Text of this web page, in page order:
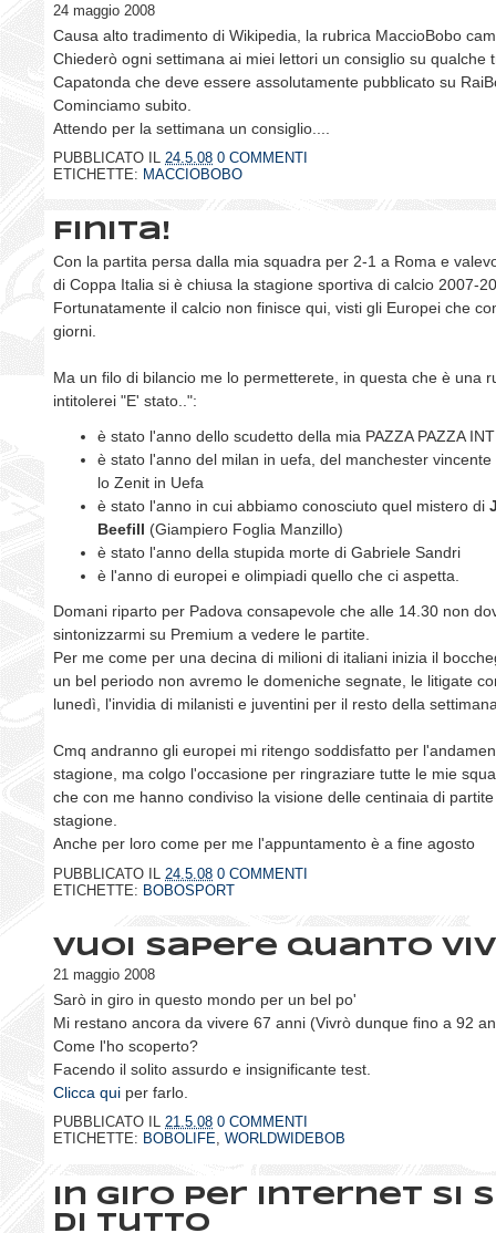
24 maggio 2008
Causa alto tradimento di Wikipedia, la rubrica MaccioBobo
Chiederò ogni settimana ai miei lettori un consiglio su qualche
Capatonda che deve essere assolutamente pubblicato su
Cominciamo subito.
Attendo per la settimana un consiglio....
PUBBLICATO IL 24.5.08 0 COMMENTI
ETICHETTE: MACCIOBOBO
Finita!
Con la partita persa dalla mia squadra per 2-1 a Roma e
di Coppa Italia si è chiusa la stagione sportiva di calcio 2007-
Fortunatamente il calcio non finisce qui, visti gli Europei che
giorni.
Ma un filo di bilancio me lo permetterete, in questa che è una
intitolerei "E' stato..":
è stato l'anno dello scudetto della mia PAZZA PAZZA
è stato l'anno del milan in uefa, del manchester
lo Zenit in Uefa
è stato l'anno in cui abbiamo conosciuto quel mistero di
Beefill (Giampiero Foglia Manzillo)
è stato l'anno della stupida morte di Gabriele Sandri
è l'anno di europei e olimpiadi quello che ci aspetta.
Domani riparto per Padova consapevole che alle 14.30 non
sintonizzarmi su Premium a vedere le partite.
Per me come per una decina di milioni di italiani inizia il
un bel periodo non avremo le domeniche segnate, le litigate
lunedì, l'invidia di milanisti e juventini per il resto della
Cmq andranno gli europei mi ritengo soddisfatto per
stagione, ma colgo l'occasione per ringraziare tutte le mie
che con me hanno condiviso la visione delle centinaia di
stagione.
Anche per loro come per me l'appuntamento è a fine agosto
PUBBLICATO IL 24.5.08 0 COMMENTI
ETICHETTE: BOBOSPORT
Vuoi sapere quanto
21 maggio 2008
Sarò in giro in questo mondo per un bel po'
Mi restano ancora da vivere 67 anni (Vivrò dunque fino a 92
Come l'ho scoperto?
Facendo il solito assurdo e insignificante test.
Clicca qui per farlo.
PUBBLICATO IL 21.5.08 0 COMMENTI
ETICHETTE: BOBOLIFE, WORLDWIDEBOB
In giro per internet si
di tutto